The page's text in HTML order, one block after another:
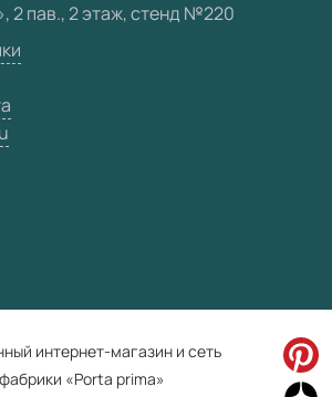
2 пав., 2 этаж, стенд №220
интернет-магазин и сеть
«Porta prima»